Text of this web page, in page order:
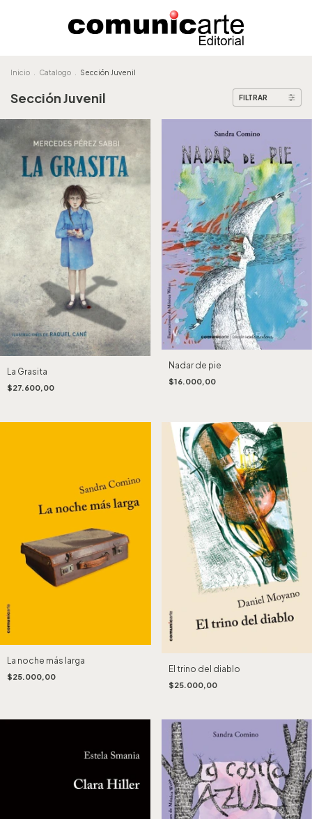
Inicio Catalogo Sección Juvenil
Sección Juvenil FILTRAR
La Grasita
$27.600,00
Nadar de pie
$16.000,00
La noche más larga
$25.000,00
El trino del diablo
$25.000,00